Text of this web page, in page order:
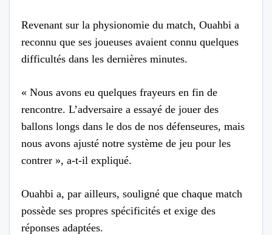
Revenant sur la physionomie du match, Ouahbi a
reconnu que ses joueuses avaient connu quelques
difficultés dans les dernières minutes.
« Nous avons eu quelques frayeurs en fin de
rencontre. L’adversaire a essayé de jouer des
ballons longs dans le dos de nos défenseures, mais
nous avons ajusté notre système de jeu pour les
contrer », a-t-il expliqué.
Ouahbi a, par ailleurs, souligné que chaque match
possède ses propres spécificités et exige des
réponses adaptées.